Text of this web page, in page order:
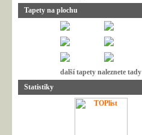
Tapety na plochu
další tapety naleznete tady
Statistiky